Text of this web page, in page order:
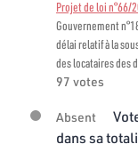
Projet de loi n°66/
Gouvernement
délai relatif à la
des locataires des
97 votes
Absent
dans sa